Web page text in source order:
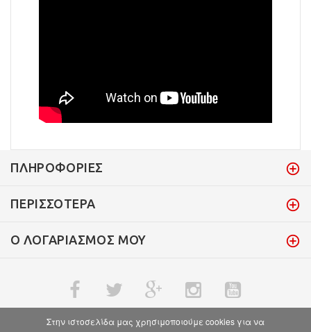
ΠΛΗΡΟΦΟΡΊΕΣ
ΠΕΡΙΣΣΌΤΕΡΑ
Ο ΛΟΓΑΡΙΑΣΜΌΣ ΜΟΥ
Στην ιστοσελίδα μας χρησιμοποιούμε cookies για να